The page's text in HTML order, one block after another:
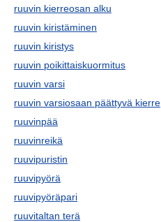
ruuvin kierreosan alku
ruuvin kiristäminen
ruuvin kiristys
ruuvin poikittaiskuormitus
ruuvin varsi
ruuvin varsiosaan päättyvä kierre
ruuvinpää
ruuvinreikä
ruuvipuristin
ruuvipyörä
ruuvipyöräpari
ruuvitaltan terä